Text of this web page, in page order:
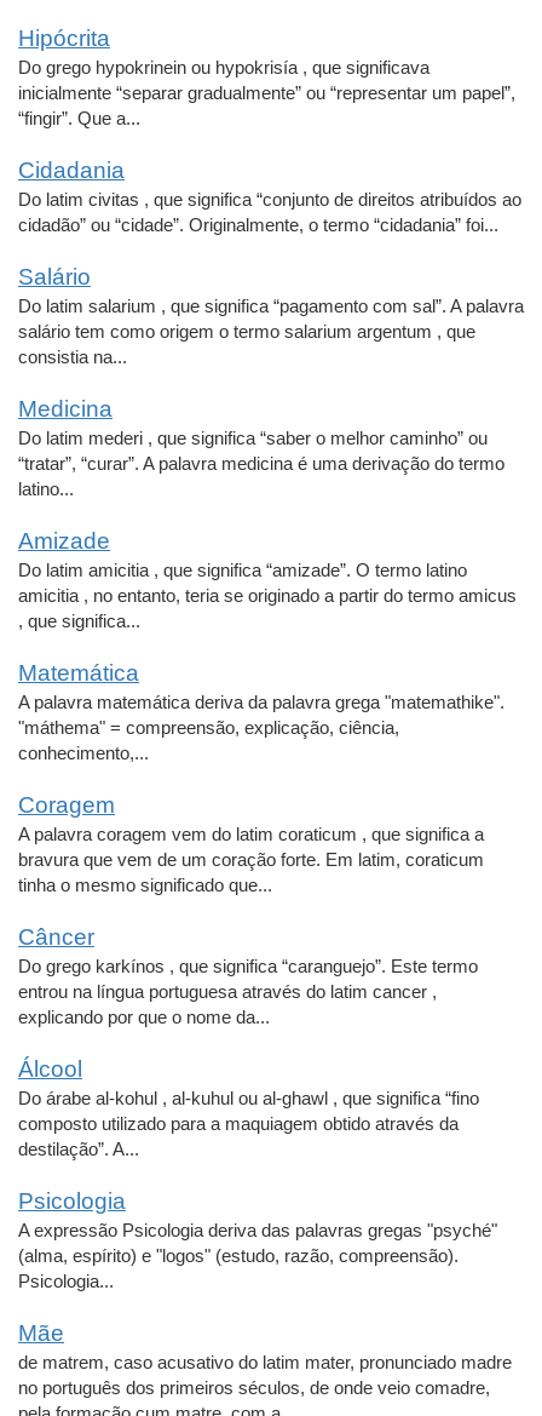
Hipócrita
Do grego hypokrinein ou hypokrisía , que significava
inicialmente “separar gradualmente” ou “representar um papel”,
“fingir”. Que a...
Cidadania
Do latim civitas , que significa “conjunto de direitos atribuídos ao
cidadão” ou “cidade”. Originalmente, o termo “cidadania” foi...
Salário
Do latim salarium , que significa “pagamento com sal”. A palavra
salário tem como origem o termo salarium argentum , que
consistia na...
Medicina
Do latim mederi , que significa “saber o melhor caminho” ou
“tratar”, “curar”. A palavra medicina é uma derivação do termo
latino...
Amizade
Do latim amicitia , que significa “amizade”. O termo latino
amicitia , no entanto, teria se originado a partir do termo amicus
, que significa...
Matemática
A palavra matemática deriva da palavra grega "matemathike".
"máthema" = compreensão, explicação, ciência,
conhecimento,...
Coragem
A palavra coragem vem do latim coraticum , que significa a
bravura que vem de um coração forte. Em latim, coraticum
tinha o mesmo significado que...
Câncer
Do grego karkínos , que significa “caranguejo”. Este termo
entrou na língua portuguesa através do latim cancer ,
explicando por que o nome da...
Álcool
Do árabe al-kohul , al-kuhul ou al-ghawl , que significa “fino
composto utilizado para a maquiagem obtido através da
destilação”. A...
Psicologia
A expressão Psicologia deriva das palavras gregas "psyché"
(alma, espírito) e "logos" (estudo, razão, compreensão).
Psicologia...
Mãe
de matrem, caso acusativo do latim mater, pronunciado madre
no português dos primeiros séculos, de onde veio comadre,